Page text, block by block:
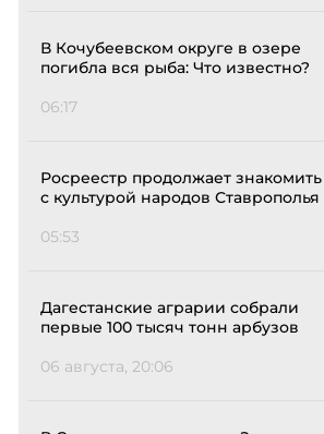
В Кочубеевском округе в озере
погибла вся рыба: Что известно?
06:17
Росреестр продолжает знакомить
с культурой народов Ставрополья
05:53
Дагестанские аграрии собрали
первые 100 тысяч тонн арбузов
06 августа, 20:06